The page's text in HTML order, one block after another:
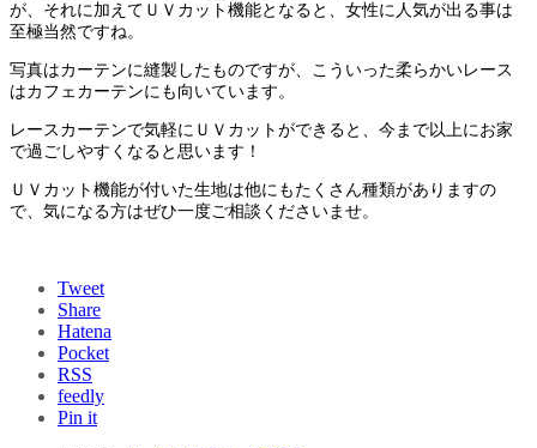
が、それに加えてＵＶカット機能となると、女性に人気が出る事は
至極当然ですね。
写真はカーテンに縫製したものですが、こういった柔らかいレース
はカフェカーテンにも向いています。
レースカーテンで気軽にＵＶカットができると、今まで以上にお家
で過ごしやすくなると思います！
ＵＶカット機能が付いた生地は他にもたくさん種類がありますの
で、気になる方はぜひ一度ご相談くださいませ。
Tweet
Share
Hatena
Pocket
RSS
feedly
Pin it